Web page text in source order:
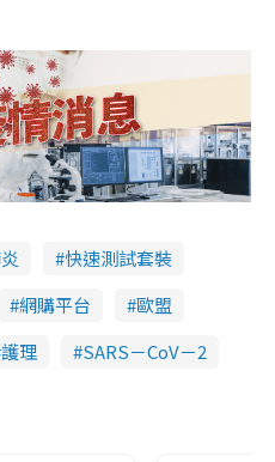
快速測試套裝
網購平台
歐盟
護理 SARS－CoV－2